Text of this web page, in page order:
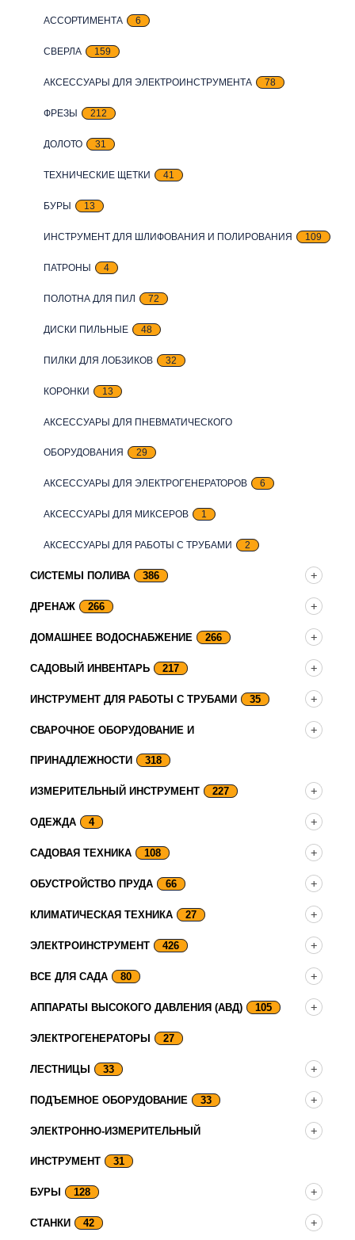
АССОРТИМЕНТА 6
СВЕРЛА 159
АКСЕССУАРЫ ДЛЯ ЭЛЕКТРОИНСТРУМЕНТА 78
ФРЕЗЫ 212
ДОЛОТО 31
ТЕХНИЧЕСКИЕ ЩЕТКИ 41
БУРЫ 13
ИНСТРУМЕНТ ДЛЯ ШЛИФОВАНИЯ И ПОЛИРОВАНИЯ 109
ПАТРОНЫ 4
ПОЛОТНА ДЛЯ ПИЛ 72
ДИСКИ ПИЛЬНЫЕ 48
ПИЛКИ ДЛЯ ЛОБЗИКОВ 32
КОРОНКИ 13
АКСЕССУАРЫ ДЛЯ ПНЕВМАТИЧЕСКОГО
ОБОРУДОВАНИЯ 29
АКСЕССУАРЫ ДЛЯ ЭЛЕКТРОГЕНЕРАТОРОВ 6
АКСЕССУАРЫ ДЛЯ МИКСЕРОВ 1
АКСЕССУАРЫ ДЛЯ РАБОТЫ С ТРУБАМИ 2
СИСТЕМЫ ПОЛИВА 386
ДРЕНАЖ 266
ДОМАШНЕЕ ВОДОСНАБЖЕНИЕ 266
САДОВЫЙ ИНВЕНТАРЬ 217
ИНСТРУМЕНТ ДЛЯ РАБОТЫ С ТРУБАМИ 35
СВАРОЧНОЕ ОБОРУДОВАНИЕ И
ПРИНАДЛЕЖНОСТИ 318
ИЗМЕРИТЕЛЬНЫЙ ИНСТРУМЕНТ 227
ОДЕЖДА 4
САДОВАЯ ТЕХНИКА 108
ОБУСТРОЙСТВО ПРУДА 66
КЛИМАТИЧЕСКАЯ ТЕХНИКА 27
ЭЛЕКТРОИНСТРУМЕНТ 426
ВСЕ ДЛЯ САДА 80
АППАРАТЫ ВЫСОКОГО ДАВЛЕНИЯ (АВД) 105
ЭЛЕКТРОГЕНЕРАТОРЫ 27
ЛЕСТНИЦЫ 33
ПОДЪЕМНОЕ ОБОРУДОВАНИЕ 33
ЭЛЕКТРОННО-ИЗМЕРИТЕЛЬНЫЙ
ИНСТРУМЕНТ 31
БУРЫ 128
СТАНКИ 42